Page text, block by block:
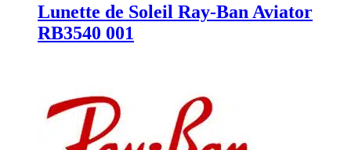
Lunette de Soleil Ray-Ban Aviator
RB3540 001